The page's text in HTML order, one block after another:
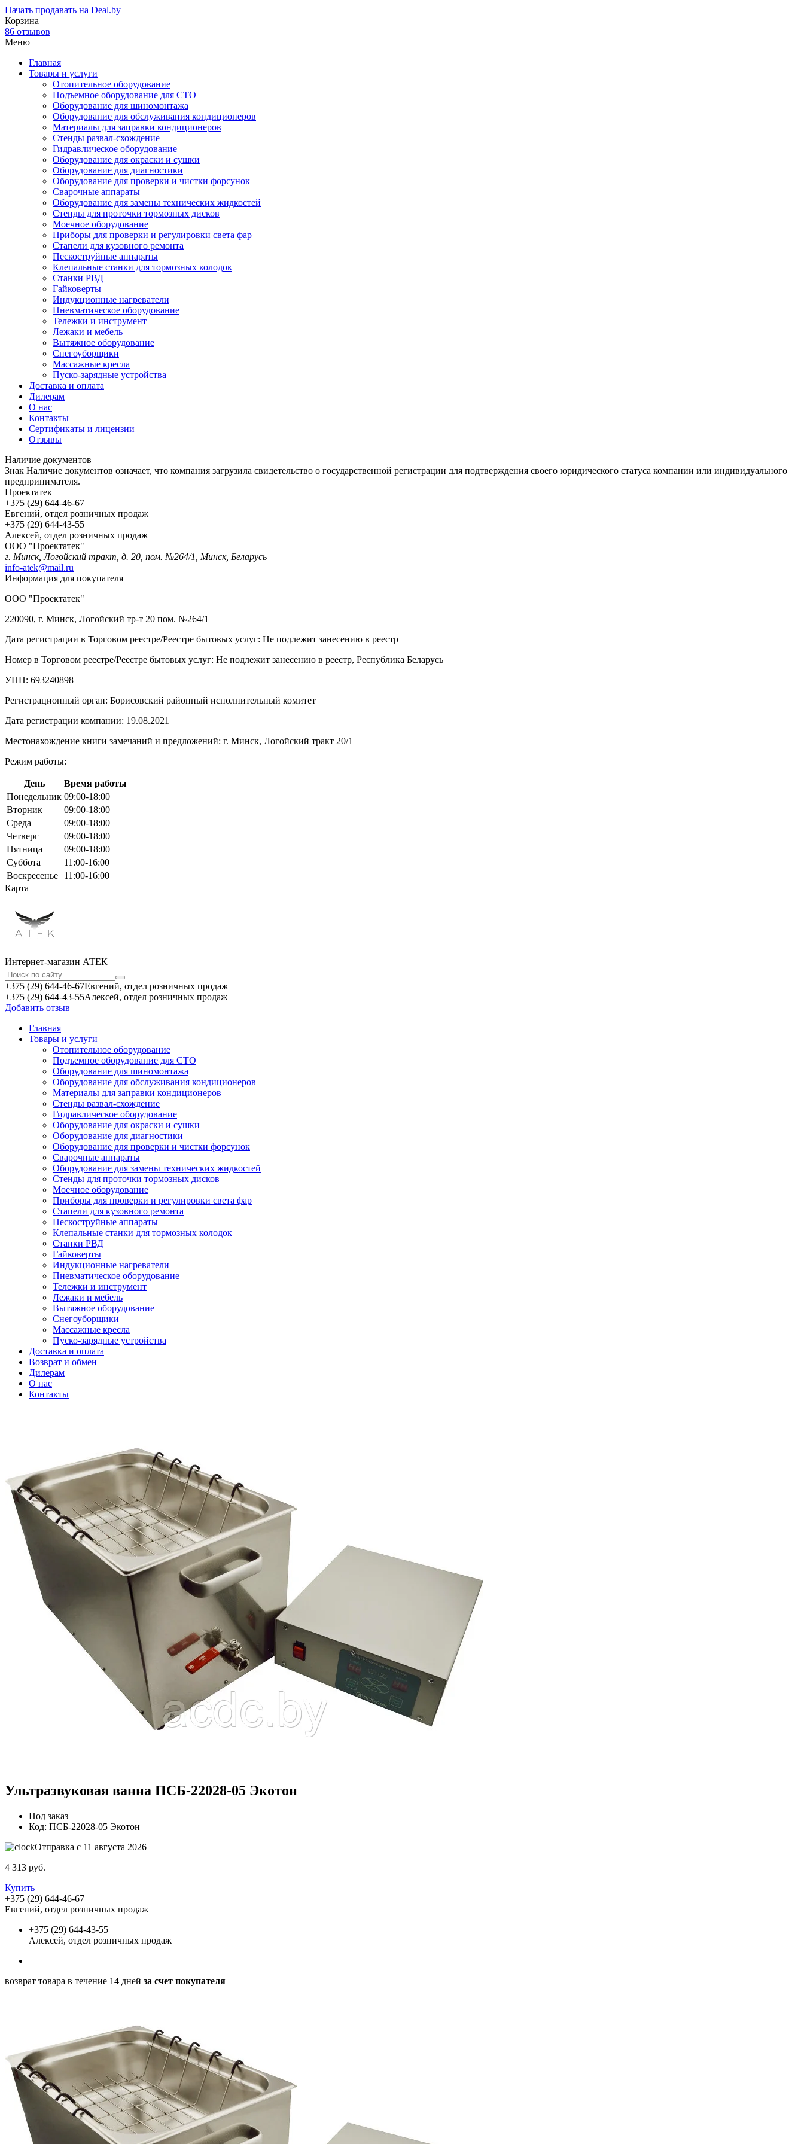
Начать продавать на Deal.by
Корзина
86 отзывов
Меню
Главная
Товары и услуги
Отопительное оборудование
Подъемное оборудование для СТО
Оборудование для шиномонтажа
Оборудование для обслуживания кондиционеров
Материалы для заправки кондиционеров
Стенды развал-схождение
Гидравлическое оборудование
Оборудование для окраски и сушки
Оборудование для диагностики
Оборудование для проверки и чистки форсунок
Сварочные аппараты
Оборудование для замены технических жидкостей
Стенды для проточки тормозных дисков
Моечное оборудование
Приборы для проверки и регулировки света фар
Стапели для кузовного ремонта
Пескоструйные аппараты
Клепальные станки для тормозных колодок
Станки РВД
Гайковерты
Индукционные нагреватели
Пневматическое оборудование
Тележки и инструмент
Лежаки и мебель
Вытяжное оборудование
Снегоуборщики
Массажные кресла
Пуско-зарядные устройства
Доставка и оплата
Дилерам
О нас
Контакты
Сертификаты и лицензии
Отзывы
Наличие документов
Знак Наличие документов означает, что компания загрузила свидетельство о государственной регистрации для подтверждения своего юридического статуса компании или индивидуального
предпринимателя.
Проектатек
+375 (29) 644-46-67
Евгений, отдел розничных продаж
+375 (29) 644-43-55
Алексей, отдел розничных продаж
ООО "Проектатек"
г. Минск, Логойский тракт, д. 20, пом. №264/1, Минск, Беларусь
info-atek@mail.ru
Информация для покупателя
ООО "Проектатек"
220090, г. Минск, Логойский тр-т 20 пом. №264/1
Дата регистрации в Торговом реестре/Реестре бытовых услуг: Не подлежит занесению в реестр
Номер в Торговом реестре/Реестре бытовых услуг: Не подлежит занесению в реестр, Республика Беларусь
УНП: 693240898
Регистрационный орган: Борисовский районный исполнительный комитет
Дата регистрации компании: 19.08.2021
Местонахождение книги замечаний и предложений: г. Минск, Логойский тракт 20/1
Режим работы:
День
Время работы
Понедельник 09:00-18:00
Вторник
09:00-18:00
Среда
09:00-18:00
Четверг
09:00-18:00
Пятница
09:00-18:00
Суббота
11:00-16:00
Воскресенье
11:00-16:00
Карта
Интернет-магазин АТЕКㅤ
+375 (29) 644-46-67Евгений, отдел розничных продаж
+375 (29) 644-43-55Алексей, отдел розничных продаж
Добавить отзыв
Главная
Товары и услуги
Отопительное оборудование
Подъемное оборудование для СТО
Оборудование для шиномонтажа
Оборудование для обслуживания кондиционеров
Материалы для заправки кондиционеров
Стенды развал-схождение
Гидравлическое оборудование
Оборудование для окраски и сушки
Оборудование для диагностики
Оборудование для проверки и чистки форсунок
Сварочные аппараты
Оборудование для замены технических жидкостей
Стенды для проточки тормозных дисков
Моечное оборудование
Приборы для проверки и регулировки света фар
Стапели для кузовного ремонта
Пескоструйные аппараты
Клепальные станки для тормозных колодок
Станки РВД
Гайковерты
Индукционные нагреватели
Пневматическое оборудование
Тележки и инструмент
Лежаки и мебель
Вытяжное оборудование
Снегоуборщики
Массажные кресла
Пуско-зарядные устройства
Доставка и оплата
Возврат и обмен
Дилерам
О нас
Контакты
Ультразвуковая ванна ПСБ-22028-05 Экотон
Под заказ
Код: ПСБ-22028-05 Экотон
Отправка с 11 августа 2026
4 313 руб.
Купить
+375 (29) 644-46-67
Евгений, отдел розничных продаж
+375 (29) 644-43-55
Алексей, отдел розничных продаж
возврат товара в течение 14 дней за счет покупателя